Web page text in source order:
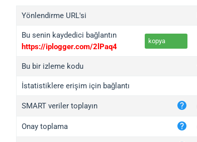
Yönlendirme URL'si
Bu senin kaydedici bağlantın
https://iplogger.com/2lPaq4
kopya
Bu bir izleme kodu
İstatistiklere erişim için bağlantı
SMART veriler toplayın
Onay toplama